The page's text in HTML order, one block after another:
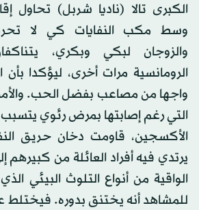
الكبرى تالا (ناديا شربل) تحاول
وسط مكب النفايات كي لا
والزوجان لبكي وبكري،
الرومانسية مرات أخرى، ليؤكدا
واجها من مصاعب بفضل الحب.
التي رغم إصابتها بمرض رئوي
الأكسجين، قاومت دخان حريق
يرتدي فيه أفراد العائلة من كبيرهم
الواقية من أنواع التلوث البيئي
للمشاهد أنه يختنق بدوره. فيختلط